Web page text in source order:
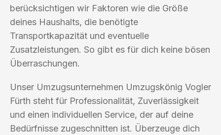
berücksichtigen wir Faktoren wie die Größe
deines Haushalts, die benötigte
Transportkapazität und eventuelle
Zusatzleistungen. So gibt es für dich keine bösen
Überraschungen.
Unser Umzugsunternehmen Umzugskönig Vogler
Fürth steht für Professionalität, Zuverlässigkeit
und einen individuellen Service, der auf deine
Bedürfnisse zugeschnitten ist. Überzeuge dich